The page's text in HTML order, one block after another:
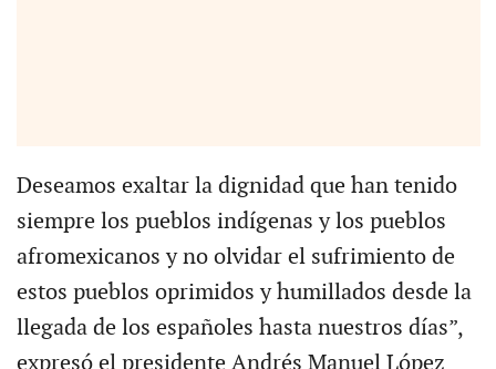
Deseamos exaltar la dignidad que han tenido
siempre los pueblos indígenas y los pueblos
afromexicanos y no olvidar el sufrimiento de
estos pueblos oprimidos y humillados desde la
llegada de los españoles hasta nuestros días”,
expresó el presidente Andrés Manuel López